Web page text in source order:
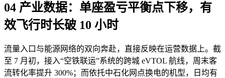
04 产业数据：单座盈亏平衡点下移，有
效飞行时长破 10 小时
流量入口与能源网络的双向奔赴，直接反映在运营数据上。截
至 7 月初，接入“空铁联运”系统的跨城 eVTOL 航线，周末客
流转化率提升 300%；而依托中石化网点换电的机型，日均有